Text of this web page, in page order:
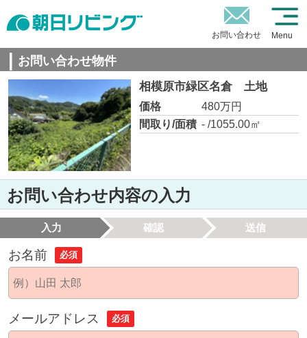
お問い合わせ Menu
お問い合わせ物件
相模原市緑区名倉 土地
価格
480万円
間取り/面積 - /1055.00㎡
お問い合わせ内容の入力
入力 確認 送信
お名前 必須
メールアドレス 必須